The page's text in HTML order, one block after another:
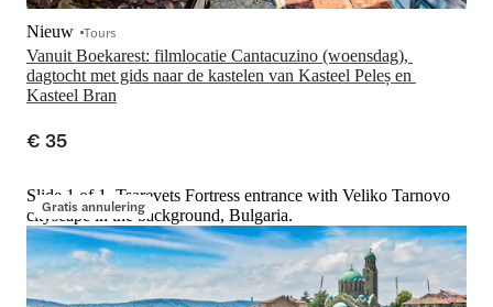
Vanuit Boekarest: filmlocatie Cantacuzino (woensdag),
dagtocht met gids naar de kastelen van Kasteel Peleș en
Kasteel Bran
Nieuw Tours
€ 35
Gratis annulering
Slide 1 of 1, Tsarevets Fortress entrance with Veliko Tarnovo
cityscape in the background, Bulgaria.